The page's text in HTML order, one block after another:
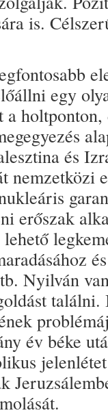
is.
egy
holtponton,
és
nemzetközi
erőszak
Nyilván
év béke